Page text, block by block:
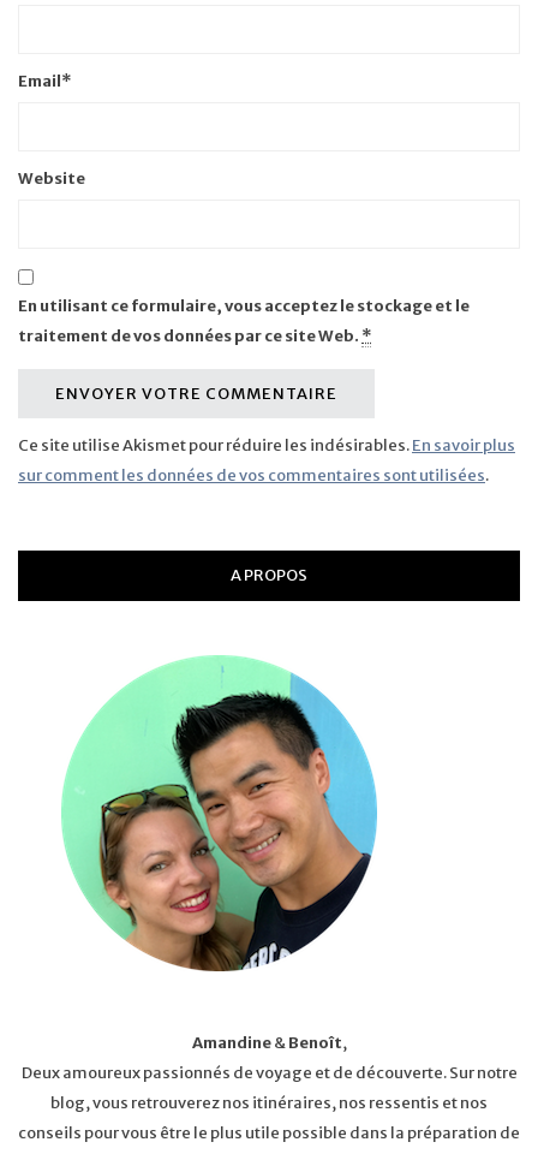
Email*
Website
En utilisant ce formulaire, vous acceptez le stockage et le
traitement de vos données par ce site Web. *
Ce site utilise Akismet pour réduire les indésirables.En savoir plus
sur comment les données de vos commentaires sont utilisées.
A PROPOS
Amandine&Benoît,
Deux amoureux passionnés de voyage et de découverte. Sur notre
blog, vous retrouverez nos itinéraires, nos ressentis et nos
conseils pour vous être le plus utile possible dans la préparation de